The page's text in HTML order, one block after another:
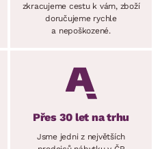
zkracujeme cestu k vám, zboží
doručujeme rychle
a nepoškozené.
Přes 30 let na trhu
Jsme jedni z největších